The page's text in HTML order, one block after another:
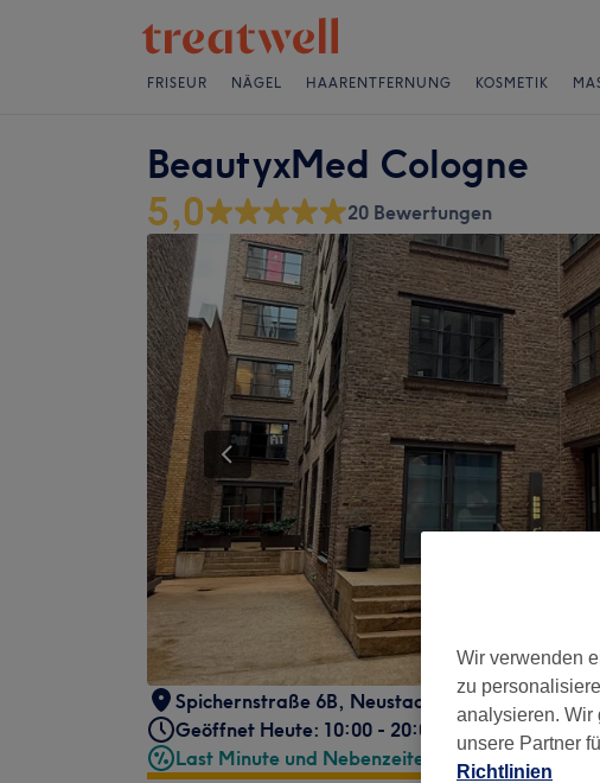
FRISEUR NÄGEL HAARENTFERNUNG KOSMETIK
BeautyxMed Cologne
5,0 20 Bewertungen
Spichernstraße 6B, Neustadt-Nord, Eingang
Geöffnet Heute: 10:00 - 20:00
Last Minute und Nebenzeiten
Wir verwenden
zu
analysieren. Wir
unsere Partner
Richtlinien